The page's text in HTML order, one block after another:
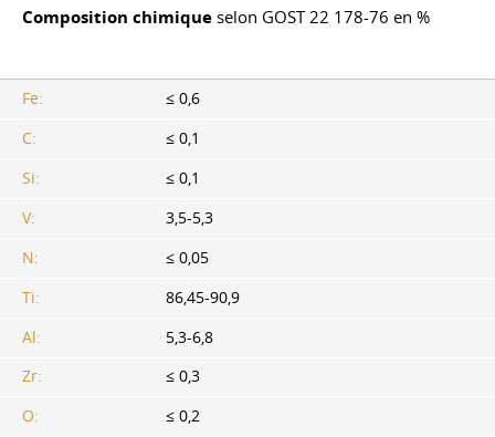
Composition chimique selon GOST 22 178-76 en %
Fe:
≤ 0,6
C:
≤ 0,1
Si:
≤ 0,1
V:
3,5-5,3
N:
≤ 0,05
Ti:
86,45-90,9
Al:
5,3-6,8
Zr:
≤ 0,3
O:
≤ 0,2